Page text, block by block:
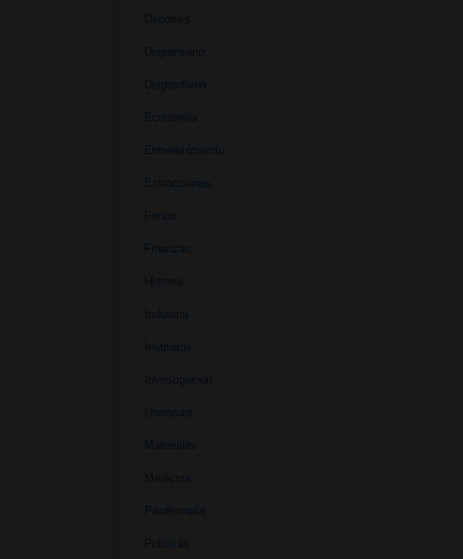
Deportes
Dispensario
Dispositivos
Economía
Entretenimiento
Extracciones
Ferias
Finanzas
Historia
Industria
Institutos
Investigación
Literatura
Materiales
Medicina
Parafernalia
Políticas